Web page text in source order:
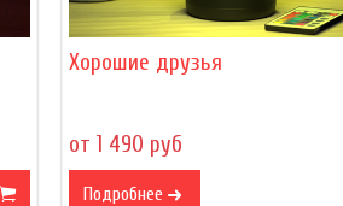
Хорошие друзья
от 1 490 руб
Подробнее